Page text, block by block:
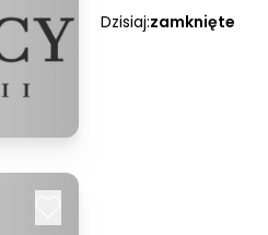
Dzisiaj:zamknięte